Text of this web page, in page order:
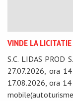
VINDE LA
S.C. LIDAS PROD
27.07.2026, ora
17.08.2026, ora